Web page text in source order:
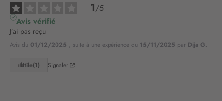
1/5
Avis vérifié
J’ai pas reçu
Avis du 01/12/2025 , suite à une expérience du 15/11/2025 par Dija G.
Utile(1) Signaler